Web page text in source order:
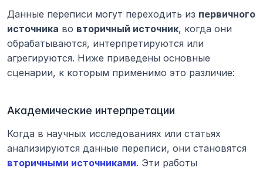
Данные переписи могут переходить из первичного
источника во вторичный источник, когда они
обрабатываются, интерпретируются или
агрегируются. Ниже приведены основные
сценарии, к которым применимо это различие:
Академические интерпретации
Когда в научных исследованиях или статьях
вторичными источниками. Эти работы